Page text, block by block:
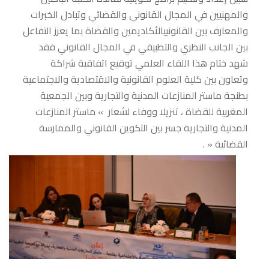
والمهنيين في المجال القانوني والقضائي وتبادل الخبرات
والمعارف بين القانونييالأكاديمين والقضاة بما يعزز التفاعل
بين الجانب النظري والتطبيقي في المجال القانوني فقد
شهد ختام هذا اللقاء العلمي توقيع اتفاقية شراكة
وتعاون بين كلية العلوم القانونية والاقتصادية والاجتماعية
بطنجة ماستر المنازعات المدنية والتجارية وبين الجمعية
المغربية للقضاة ، تنزيلا ووفاء لشعار » ماستر المنازعات
المدنية والتجارية جسر بين التكوين القانوني والممارسة
القضائية « .